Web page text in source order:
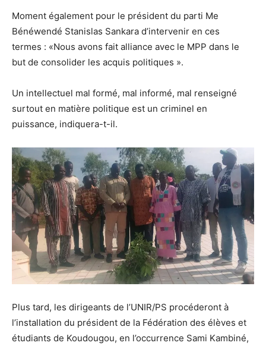
Moment également pour le président du parti Me
Bénéwendé Stanislas Sankara d’intervenir en ces
termes : «Nous avons fait alliance avec le MPP dans le
but de consolider les acquis politiques ».
Un intellectuel mal formé, mal informé, mal renseigné
surtout en matière politique est un criminel en
puissance, indiquera-t-il.
Plus tard, les dirigeants de l’UNIR/PS procéderont à
l’installation du président de la Fédération des élèves et
étudiants de Koudougou, en l’occurrence Sami Kambiné,